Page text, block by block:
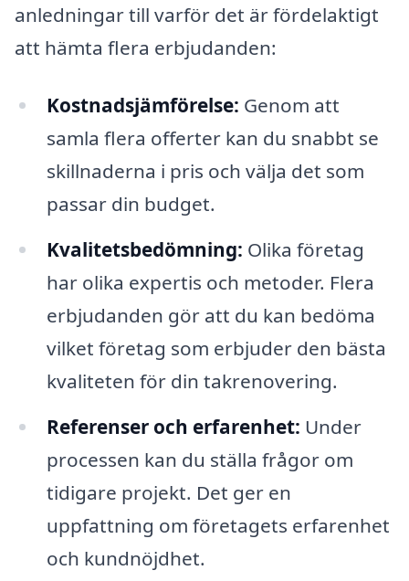
anledningar till varför det är fördelaktigt
att hämta flera erbjudanden:
Kostnadsjämförelse: Genom att
samla flera offerter kan du snabbt se
skillnaderna i pris och välja det som
passar din budget.
Kvalitetsbedömning: Olika företag
har olika expertis och metoder. Flera
erbjudanden gör att du kan bedöma
vilket företag som erbjuder den bästa
kvaliteten för din takrenovering.
Referenser och erfarenhet: Under
processen kan du ställa frågor om
tidigare projekt. Det ger en
uppfattning om företagets erfarenhet
och kundnöjdhet.